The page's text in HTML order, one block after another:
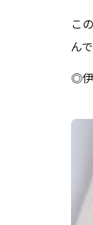
こ
ん
◎伊